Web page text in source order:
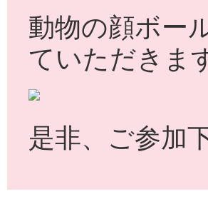
動物の顔ボー
ていただきま
是非、ご参加